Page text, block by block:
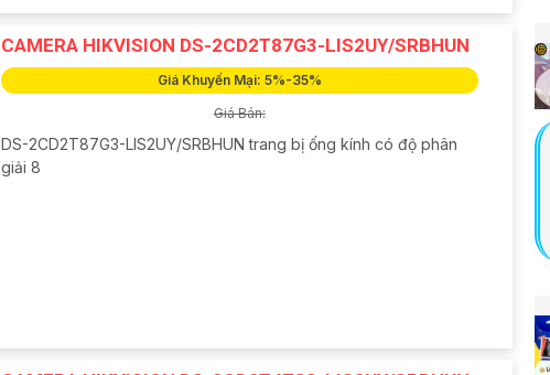
CAMERA HIKVISION DS-2CD2T87G3-LIS2UY/SRBHUN
Giá Khuyến Mại: 5%-35%
Giá Bán:
DS-2CD2T87G3-LIS2UY/SRBHUN trang bị ống kính có độ phân
giải 8